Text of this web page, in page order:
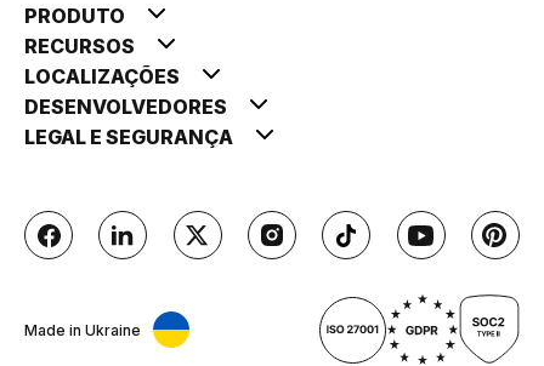
PRODUTO
RECURSOS
LOCALIZAÇÕES
DESENVOLVEDORES
LEGAL E SEGURANÇA
Made in Ukraine